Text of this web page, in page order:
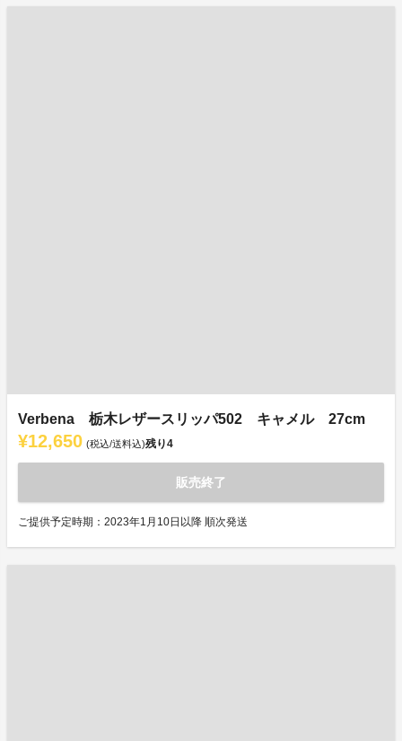
Verbena 栃木レザースリッパ502 キャメル 27cm
¥12,650 (税込/送料込)残り4
販売終了
ご提供予定時期：2023年1月10日以降 順次発送